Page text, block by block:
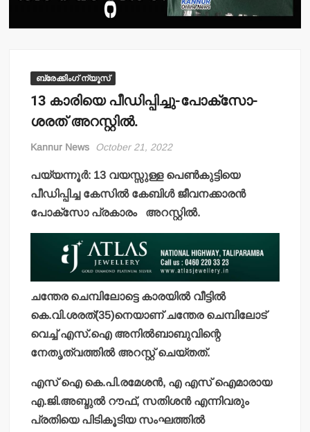
ബ്രേക്കിംഗ് ന്യൂസ്
13 കാരിയെ പീഡിപ്പിച്ചു-പോക്‌സോ-
ശരത് അറസ്റ്റില്‍.
Kannur News October 21, 2022
പയ്യന്നൂര്‍: 13 വയസ്സുള്ള പെണ്‍കുട്ടിയെ
പീഡിപ്പിച്ച കേസില്‍ കേബിള്‍ ജീവനക്കാരന്‍
പോക്‌സോ പ്രകാരം അറസ്റ്റില്‍.
ചന്തേര ചെമ്പിലോട്ടെ കാരയില്‍ വീട്ടില്‍
കെ.വി.ശരത്(35)നെയാണ് ചന്തേര ചെമ്പിലോട്
വെച്ച് എസ്.ഐ അനില്‍ബാബുവിന്റെ
നേതൃത്വത്തില്‍ അറസ്റ്റ് ചെയ്തത്.
എസ് ഐ കെ.പി.രമേശന്‍, എ എസ് ഐമാരായ
എ.ജി.അബ്ദുല്‍ റൗഫ്, സതിശന്‍ എന്നിവരും
പ്രതിയെ പിടികൂടിയ സംഘത്തില്‍